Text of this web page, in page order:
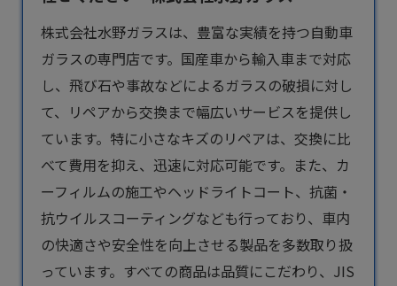
株式会社水野ガラスは、豊富な実績を持つ自動車
ガラスの専門店です。国産車から輸入車まで対応
し、飛び石や事故などによるガラスの破損に対し
て、リペアから交換まで幅広いサービスを提供し
ています。特に小さなキズのリペアは、交換に比
べて費用を抑え、迅速に対応可能です。また、カ
ーフィルムの施工やヘッドライトコート、抗菌・
抗ウイルスコーティングなども行っており、車内
の快適さや安全性を向上させる製品を多数取り扱
っています。すべての商品は品質にこだわり、JIS